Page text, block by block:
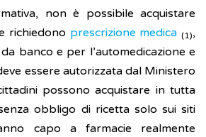
non è possibile acquistare
richiedono prescrizione medica (1),
banco e per l’automedicazione e
essere autorizzata dal Ministero
possono acquistare in tutta
obbligo di ricetta solo sui siti
capo a farmacie realmente